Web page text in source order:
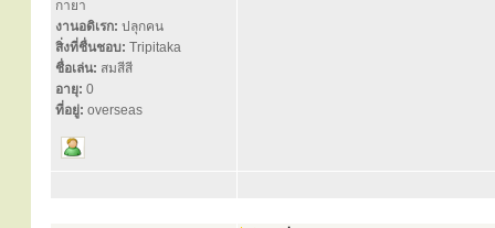
กายา
งานอดิเรก: ปลุกคน
สิ่งที่ชื่นชอบ: Tripitaka
ชื่อเล่น: สมสีสี
อายุ: 0
ที่อยู่: overseas